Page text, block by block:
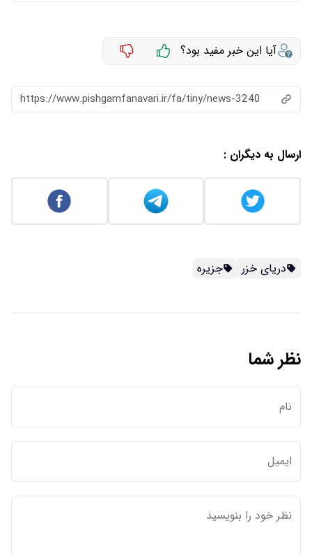
آیا این خبر مفید بود؟
https://www.pishgamfanavari.ir/fa/tiny/news-3240
ارسال به دیگران :
دریای خزر جزیره
نظر شما